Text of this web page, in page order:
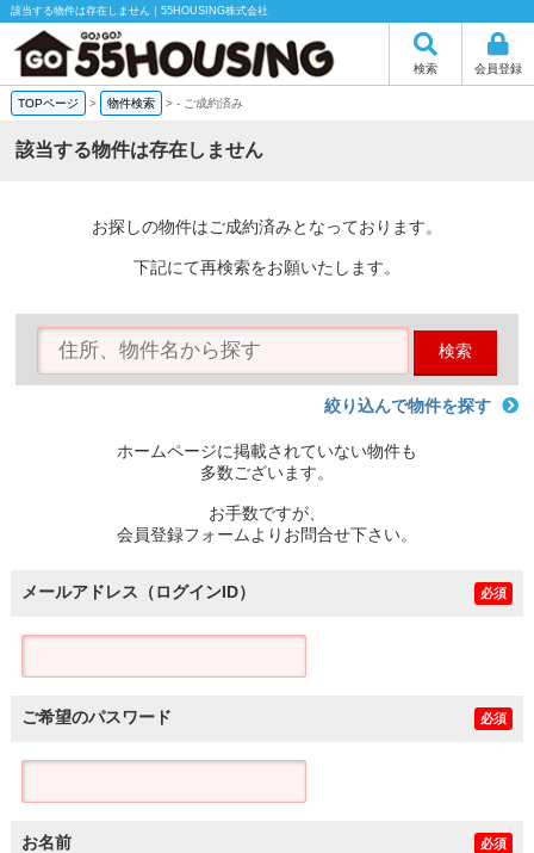
該当する物件は存在しません｜55HOUSING株式会社
検索 会員登録
TOPページ > 物件検索 >- ご成約済み
該当する物件は存在しません
お探しの物件はご成約済みとなっております。
下記にて再検索をお願いたします。
検索
絞り込んで物件を探す
ホームページに掲載されていない物件も
多数ございます。
お手数ですが、
会員登録フォームよりお問合せ下さい。
メールアドレス（ログインID） 必須
ご希望のパスワード 必須
お名前 必須